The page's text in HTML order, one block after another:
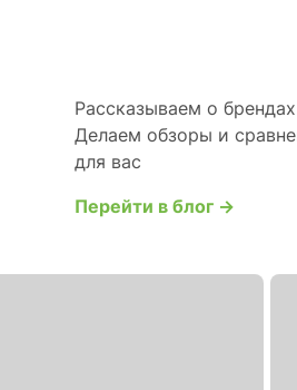
Рассказываем о
Делаем обзоры и
для вас
Перейти в блог →